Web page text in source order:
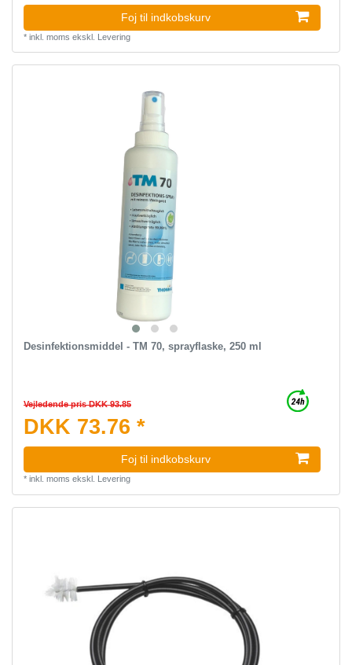
Foj til indkobskurv
* inkl. moms ekskl. Levering
Desinfektionsmiddel - TM 70, sprayflaske, 250 ml
Vejledende pris DKK 93.85
DKK 73.76 *
Foj til indkobskurv
* inkl. moms ekskl. Levering